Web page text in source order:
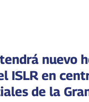
nuevo
ISLR en
de la